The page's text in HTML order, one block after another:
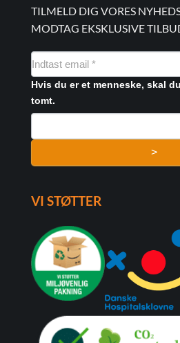
TILMELD DIG VORES
MODTAG EKSKLUSIVE
NYHEDSMAIL
FORMULAR
Hvis du er et menneske, skal
tomt.
>
VI STØTTER